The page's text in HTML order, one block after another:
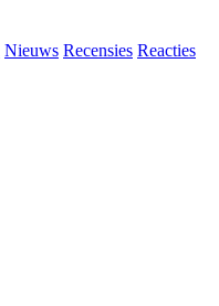
Nieuws Recensies Reacties